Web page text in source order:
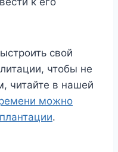
свой
чтобы не
читайте в нашей
можно
.